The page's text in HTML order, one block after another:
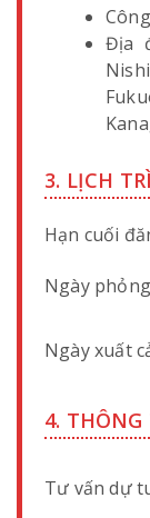
Địa
3. LỊCH
Hạn cuối
Ngày
Ngày xuất
4.
Tư vấn dự